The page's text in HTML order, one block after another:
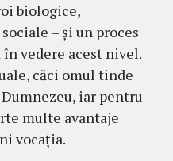
biologice,
– și un proces
în vedere acest nivel.
căci omul tinde
iar pentru
multe avantaje
vocația.